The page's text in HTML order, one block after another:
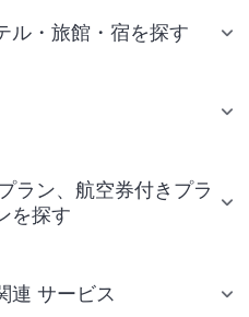
ル・旅館・宿を探す
ラン、航空券付きプラ
を探す
連 サービス